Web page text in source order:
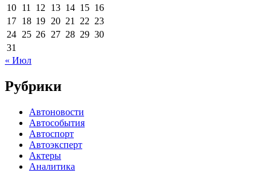
10 11 12 13 14 15 16
17 18 19 20 21 22 23
24 25 26 27 28 29 30
31
« Июл
Рубрики
Автоновости
Автособытия
Автоспорт
Автоэксперт
Актеры
Аналитика